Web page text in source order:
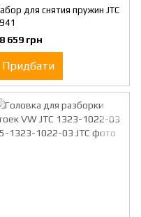
для снятия пружин JTC
659 грн
Придбати